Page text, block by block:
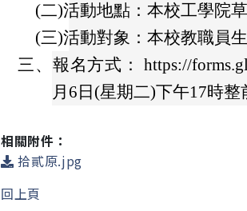
(二)活動地點：本校工學院草
(三)活動對象：本校教職員
三、 報名方式： https://
月6日(星期二)下午17時整
相關附件：
拾貳原.jpg
回上頁